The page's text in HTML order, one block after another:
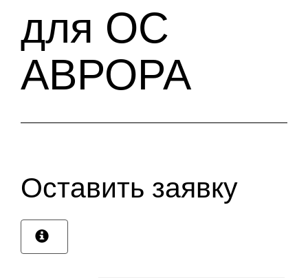
для ОС
АВРОРА
Оставить заявку